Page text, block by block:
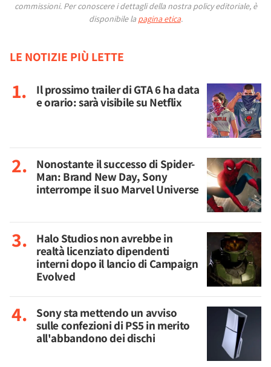
commissioni. Per conoscere i dettagli della nostra policy editoriale, è
disponibile la pagina etica.
LE NOTIZIE PIÙ LETTE
Il prossimo trailer di GTA 6 ha data
e orario: sarà visibile su Netflix
Nonostante il successo di Spider-
Man: Brand New Day, Sony
interrompe il suo Marvel Universe
Halo Studios non avrebbe in
realtà licenziato dipendenti
interni dopo il lancio di Campaign
Evolved
Sony sta mettendo un avviso
sulle confezioni di PS5 in merito
all'abbandono dei dischi